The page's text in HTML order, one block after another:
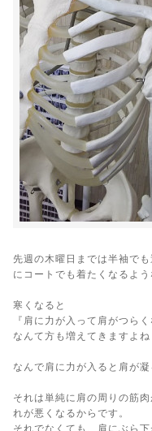
先週の木曜日までは半袖で
にコートでも着たくなるよ
寒くなると
『肩に力が入って肩がつらく
なんて方も増えてきますよね
なんで肩に力が入ると肩が凝
それは単純に肩の周りの筋
れが悪くなるからです。
それでなくても、肩にぶら